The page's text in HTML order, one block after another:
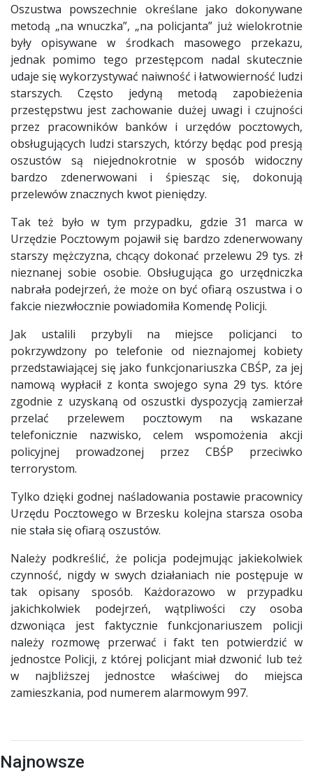
Oszustwa powszechnie określane jako dokonywane
metodą „na wnuczka”, „na policjanta” już wielokrotnie
były opisywane w środkach masowego przekazu,
jednak pomimo tego przestępcom nadal skutecznie
udaje się wykorzystywać naiwność i łatwowierność ludzi
starszych. Często jedyną metodą zapobieżenia
przestępstwu jest zachowanie dużej uwagi i czujności
przez pracowników banków i urzędów pocztowych,
obsługujących ludzi starszych, którzy będąc pod presją
oszustów są niejednokrotnie w sposób widoczny
bardzo zdenerwowani i śpiesząc się, dokonują
przelewów znacznych kwot pieniędzy.
Tak też było w tym przypadku, gdzie 31 marca w
Urzędzie Pocztowym pojawił się bardzo zdenerwowany
starszy mężczyzna, chcący dokonać przelewu 29 tys. zł
nieznanej sobie osobie. Obsługująca go urzędniczka
nabrała podejrzeń, że może on być ofiarą oszustwa i o
fakcie niezwłocznie powiadomiła Komendę Policji.
Jak ustalili przybyli na miejsce policjanci to
pokrzywdzony po telefonie od nieznajomej kobiety
przedstawiającej się jako funkcjonariuszka CBŚP, za jej
namową wypłacił z konta swojego syna 29 tys. które
zgodnie z uzyskaną od oszustki dyspozycją zamierzał
przelać przelewem pocztowym na wskazane
telefonicznie nazwisko, celem wspomożenia akcji
policyjnej prowadzonej przez CBŚP przeciwko
terrorystom.
Tylko dzięki godnej naśladowania postawie pracownicy
Urzędu Pocztowego w Brzesku kolejna starsza osoba
nie stała się ofiarą oszustów.
Należy podkreślić, że policja podejmując jakiekolwiek
czynność, nigdy w swych działaniach nie postępuje w
tak opisany sposób. Każdorazowo w przypadku
jakichkolwiek podejrzeń, wątpliwości czy osoba
dzwoniąca jest faktycznie funkcjonariuszem policji
należy rozmowę przerwać i fakt ten potwierdzić w
jednostce Policji, z której policjant miał dzwonić lub też
w najbliższej jednostce właściwej do miejsca
zamieszkania, pod numerem alarmowym 997.
Najnowsze